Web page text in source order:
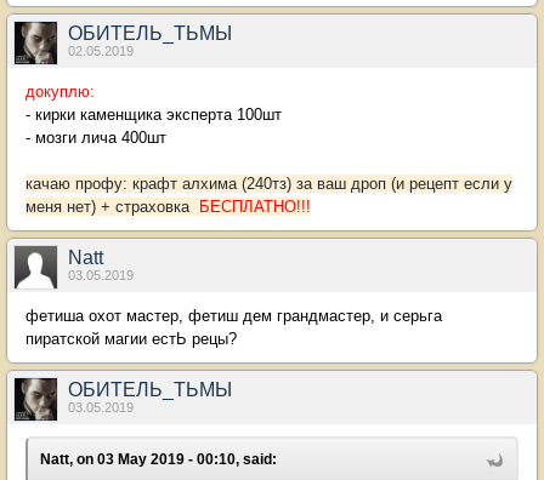
ОБИТЕЛЬ_ТЬМЫ
02.05.2019
докуплю:
- кирки каменщика эксперта 100шт
- мозги лича 400шт
качаю профу: крафт алхима (240тз) за ваш дроп (и рецепт если у
меня нет) + страховка БЕСПЛАТНО!!!
Natt
03.05.2019
фетиша охот мастер, фетиш дем грандмастер, и серьга
пиратской магии естЬ рецы?
ОБИТЕЛЬ_ТЬМЫ
03.05.2019
Natt, on 03 May 2019 - 00:10, said: